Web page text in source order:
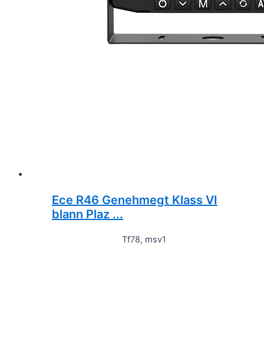
Ece R46 Genehmegt Klass VI
blann Plaz ...
Tf78, msv1